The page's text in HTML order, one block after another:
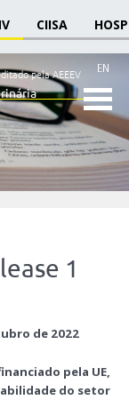
CIISA
EN
pela AEEEV
1
de 2022
pela UE,
do setor